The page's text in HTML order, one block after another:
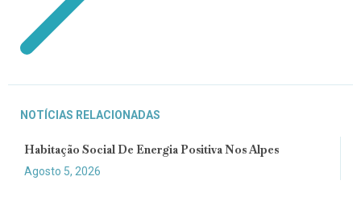
NOTÍCIAS RELACIONADAS
Habitação Social De Energia Positiva Nos Alpes
Agosto 5, 2026